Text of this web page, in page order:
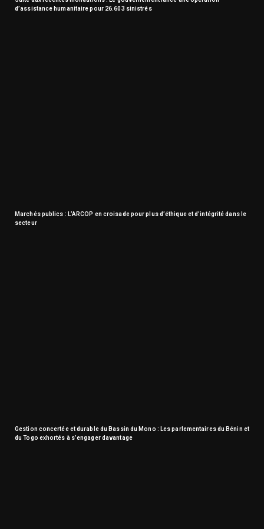
d’assistance humanitaire pour 26.603 sinistrés
Marchés publics : L’ARCOP en croisade pour plus d’éthique et d’intégrité dans le
secteur
Gestion concertée et durable du Bassin du Mono : Les parlementaires du Bénin et
du Togo exhortés à s’engager davantage